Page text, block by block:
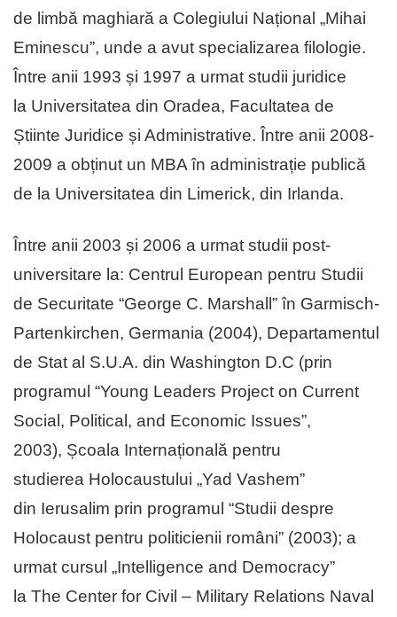
de limbă maghiară a Colegiului Național „Mihai
Eminescu”, unde a avut specializarea filologie.
Între anii 1993 și 1997 a urmat studii juridice
la Universitatea din Oradea, Facultatea de
Știinte Juridice și Administrative. Între anii 2008-
2009 a obținut un MBA în administrație publică
de la Universitatea din Limerick, din Irlanda.
Între anii 2003 și 2006 a urmat studii post-
universitare la: Centrul European pentru Studii
de Securitate “George C. Marshall” în Garmisch-
Partenkirchen, Germania (2004), Departamentul
de Stat al S.U.A. din Washington D.C (prin
programul “Young Leaders Project on Current
Social, Political, and Economic Issues”,
2003), Școala Internațională pentru
studierea Holocaustului „Yad Vashem”
din Ierusalim prin programul “Studii despre
Holocaust pentru politicienii români” (2003); a
urmat cursul „Intelligence and Democracy”
la The Center for Civil – Military Relations Naval